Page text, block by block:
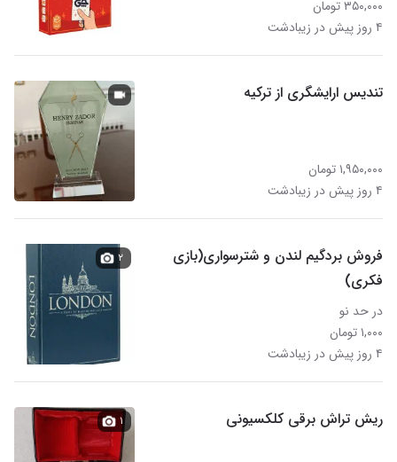
۳۵۰,۰۰۰ تومان
۴ روز پیش در زیبادشت
تندیس ارایشگری از ترکیه
۱,۹۵۰,۰۰۰ تومان
۴ روز پیش در زیبادشت
فروش بردگیم لندن و شترسواری(بازی
فکری)
در حد نو
۱,۰۰۰ تومان
۴ روز پیش در زیبادشت
۲
ریش تراش برقی کلکسیونی ۱